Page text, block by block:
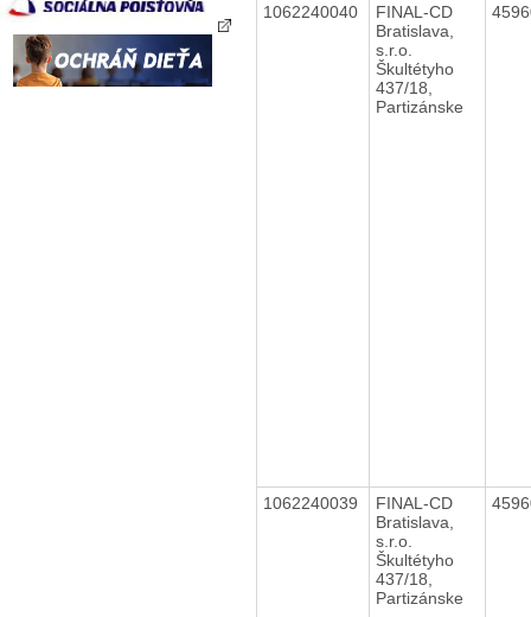
1062240040
FINAL-CD
Bratislava,
s.r.o.
Škultétyho
437/18,
Partizánske
1062240039
FINAL-CD
Bratislava,
s.r.o.
Škultétyho
437/18,
Partizánske